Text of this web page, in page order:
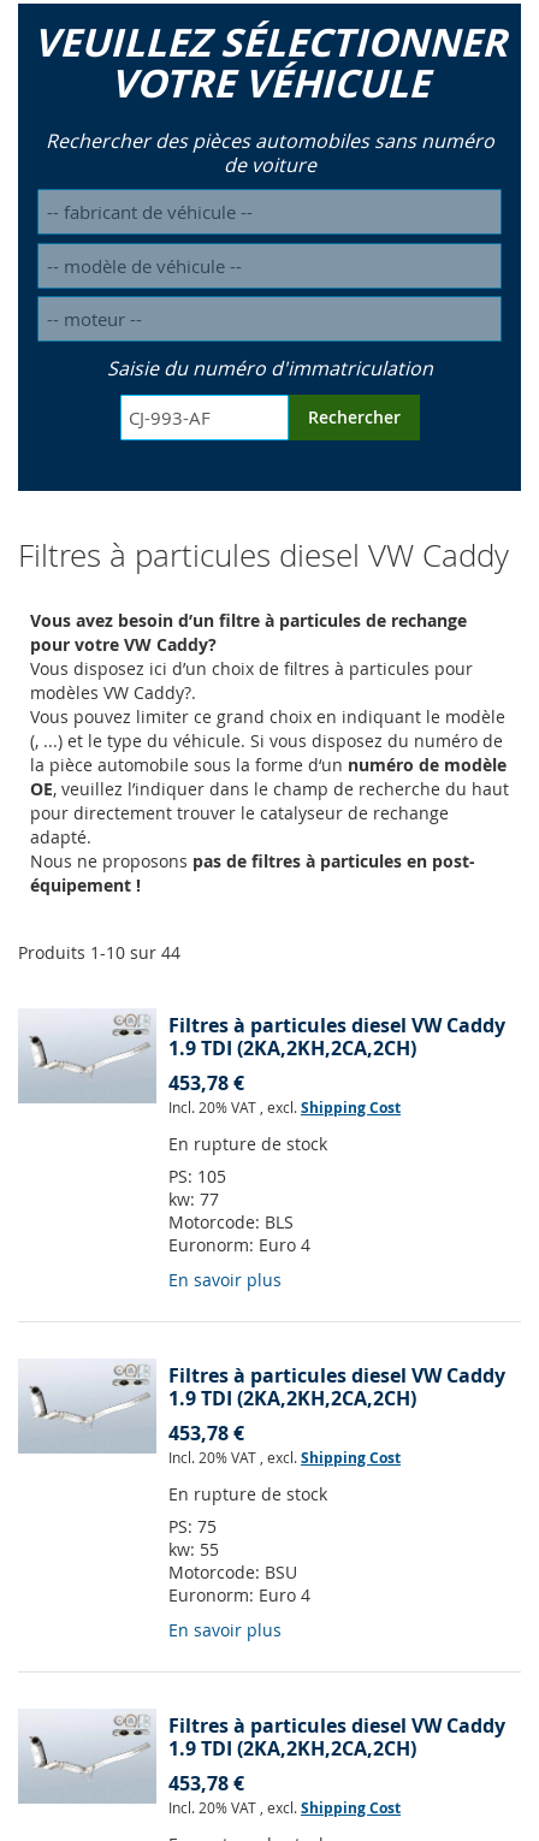
VEUILLEZ SÉLECTIONNER
VOTRE VÉHICULE
Rechercher des pièces automobiles sans numéro
de voiture
Saisie du numéro d'immatriculation
Rechercher
Filtres à particules diesel VW Caddy
Vous avez besoin d’un filtre à particules de rechange
pour votre VW Caddy?
Vous disposez ici d’un choix de filtres à particules pour
modèles VW Caddy?.
Vous pouvez limiter ce grand choix en indiquant le modèle
(, ...) et le type du véhicule. Si vous disposez du numéro de
la pièce automobile sous la forme d‘un numéro de modèle
OE, veuillez l’indiquer dans le champ de recherche du haut
pour directement trouver le catalyseur de rechange
adapté.
Nous ne proposons pas de filtres à particules en post-
équipement !
Produits 1-10 sur 44
Filtres à particules diesel VW Caddy
1.9 TDI (2KA,2KH,2CA,2CH)
453,78 €
Incl. 20% VAT , excl.Shipping Cost
En rupture de stock
PS: 105
kw: 77
Motorcode: BLS
Euronorm: Euro 4
En savoir plus
Filtres à particules diesel VW Caddy
1.9 TDI (2KA,2KH,2CA,2CH)
453,78 €
Incl. 20% VAT , excl.Shipping Cost
En rupture de stock
PS: 75
kw: 55
Motorcode: BSU
Euronorm: Euro 4
En savoir plus
Filtres à particules diesel VW Caddy
1.9 TDI (2KA,2KH,2CA,2CH)
453,78 €
Incl. 20% VAT , excl.Shipping Cost